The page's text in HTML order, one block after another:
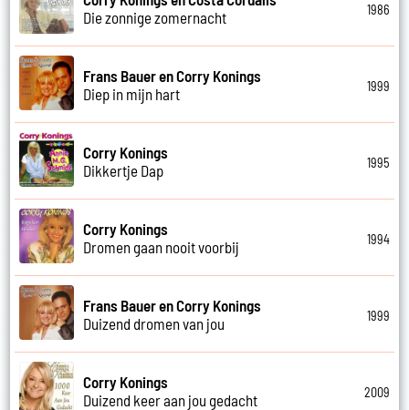
Die zonnige zomernacht
1986
Frans Bauer en Corry Konings
Diep in mijn hart
1999
Corry Konings
Dikkertje Dap
1995
Corry Konings
Dromen gaan nooit voorbij
1994
Frans Bauer en Corry Konings
Duizend dromen van jou
1999
Corry Konings
Duizend keer aan jou gedacht
2009